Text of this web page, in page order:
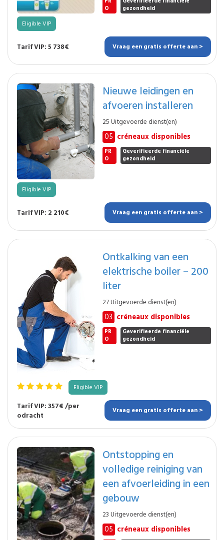
O
gezondheid
Eligible VIP
Tarif VIP: 5 738€ Vraag een gratis offerte aan >
Nieuwe leidingen en
afvoeren installeren
25 Uitgevoerde dienst(en)
05 créneaux disponibles
PR
O
Geverifieerde financiële
gezondheid
Eligible VIP
Tarif VIP: 2 210€ Vraag een gratis offerte aan >
Ontkalking van een
elektrische boiler – 200
liter
27 Uitgevoerde dienst(en)
03 créneaux disponibles
PR
O
Geverifieerde financiële
gezondheid
Eligible VIP
Tarif VIP: 357€ /per
odracht
Vraag een gratis offerte aan >
Ontstopping en
volledige reiniging van
een afvoerleiding in een
gebouw
23 Uitgevoerde dienst(en)
05 créneaux disponibles